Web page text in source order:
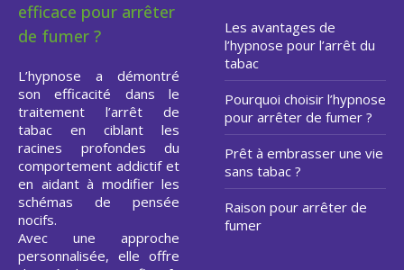
efficace pour arrêter
de fumer ?
L’hypnose a démontré
son efficacité dans le
traitement l’arrêt de
tabac en ciblant les
racines profondes du
comportement addictif et
en aidant à modifier les
schémas de pensée
nocifs.
Avec une approche
personnalisée, elle offre
Les avantages de
l’hypnose pour l’arrêt du
tabac
Pourquoi choisir l’hypnose
pour arrêter de fumer ?
Prêt à embrasser une vie
sans tabac ?
Raison pour arrêter de
fumer